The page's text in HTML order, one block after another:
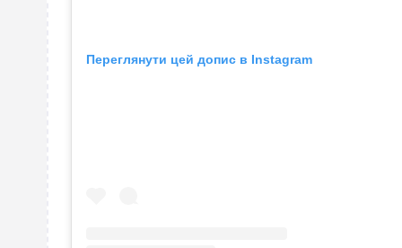
Переглянути цей допис в Instagram